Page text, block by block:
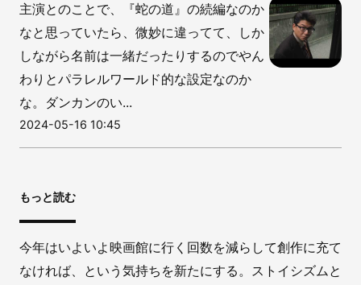
主演とのことで、『蛇の道』の続編なのか
なと思っていたら、微妙に違ってて、しか
しながら名前は一緒だったりするのでやん
わりとパラレルワールド的な設定なのか
な。ダンカンのい...
2024-05-16 10:45
もっと読む
今年はいよいよ映画館に行く回数を減らして創作に充て
なければ、という気持ちを新たにする。ストイシズムと